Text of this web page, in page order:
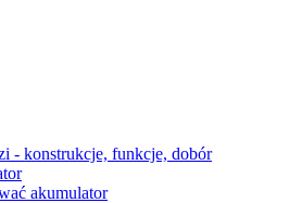
- konstrukcje, funkcje, dobór
akumulator